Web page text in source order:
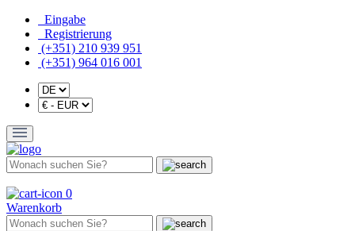
Eingabe
Registrierung
(+351) 210 939 951
(+351) 964 016 001
0
Warenkorb